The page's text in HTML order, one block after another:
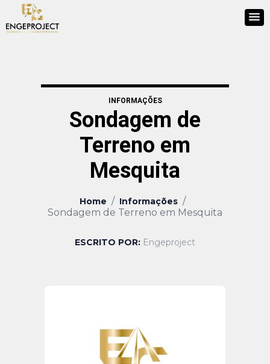
INFORMAÇÕES
Sondagem de
Terreno em
Mesquita
Home / Informações /
Sondagem de Terreno em Mesquita
ESCRITO POR: Engeproject